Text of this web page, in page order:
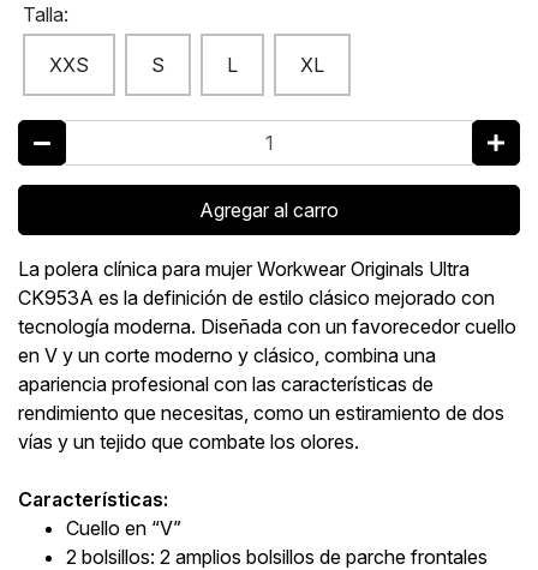
Talla:
XXS S L XL
Agregar al carro
La polera clínica para mujer Workwear Originals Ultra
CK953A es la definición de estilo clásico mejorado con
tecnología moderna. Diseñada con un favorecedor cuello
en V y un corte moderno y clásico, combina una
apariencia profesional con las características de
rendimiento que necesitas, como un estiramiento de dos
vías y un tejido que combate los olores.
Características:
Cuello en “V”
2 bolsillos: 2 amplios bolsillos de parche frontales